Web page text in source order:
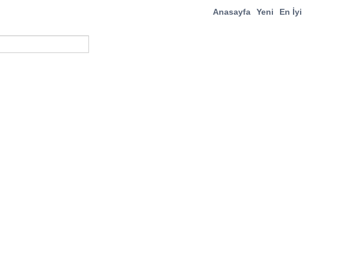
Anasayfa Yeni En İyi